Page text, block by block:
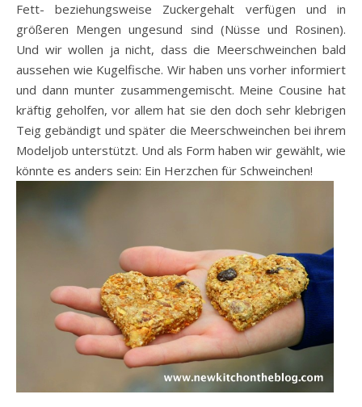
Fett- beziehungsweise Zuckergehalt verfügen und in
größeren Mengen ungesund sind (Nüsse und Rosinen).
Und wir wollen ja nicht, dass die Meerschweinchen bald
aussehen wie Kugelfische. Wir haben uns vorher informiert
und dann munter zusammengemischt. Meine Cousine hat
kräftig geholfen, vor allem hat sie den doch sehr klebrigen
Teig gebändigt und später die Meerschweinchen bei ihrem
Modeljob unterstützt. Und als Form haben wir gewählt, wie
könnte es anders sein: Ein Herzchen für Schweinchen!